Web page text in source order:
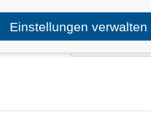
Tragen Sie sich jetzt
E-Mail-Adresse:
Einstellungen verwalten